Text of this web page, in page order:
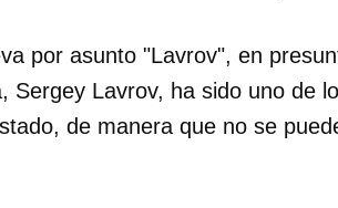
por asunto "Lavrov", en
Sergey Lavrov, ha sido uno de
de manera que no se